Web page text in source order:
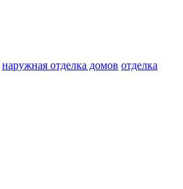
наружная отделка домов отделка